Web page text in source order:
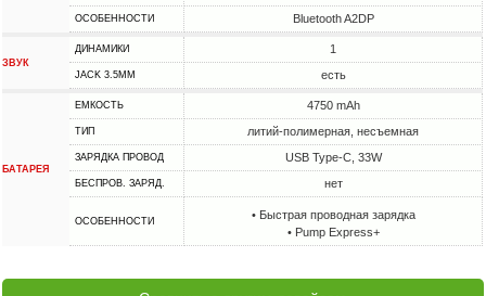
ОСОБЕННОСТИ Bluetooth A2DP
ЗВУК
ДИНАМИКИ 1
JACK 3.5MM есть
БАТАРЕЯ
ЕМКОСТЬ 4750 mAh
ТИП литий-полимерная, несъемная
ЗАРЯДКА ПРОВОД USB Type-C, 33W
БЕСПРОВ. ЗАРЯД. нет
ОСОБЕННОСТИ
• Быстрая проводная зарядка
• Pump Express+